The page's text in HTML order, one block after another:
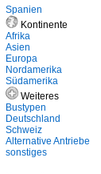
Spanien
Kontinente
Afrika
Asien
Europa
Nordamerika
Südamerika
Weiteres
Bustypen
Deutschland
Schweiz
Alternative Antriebe
sonstiges